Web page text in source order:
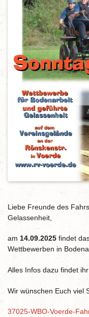
Liebe Freunde des
Gelassenheit,
am 14.09.2025 findet
Wettbewerben in
Alles Infos dazu findet
Wir wünschen Euch viel
37025-WBO-Voerde-